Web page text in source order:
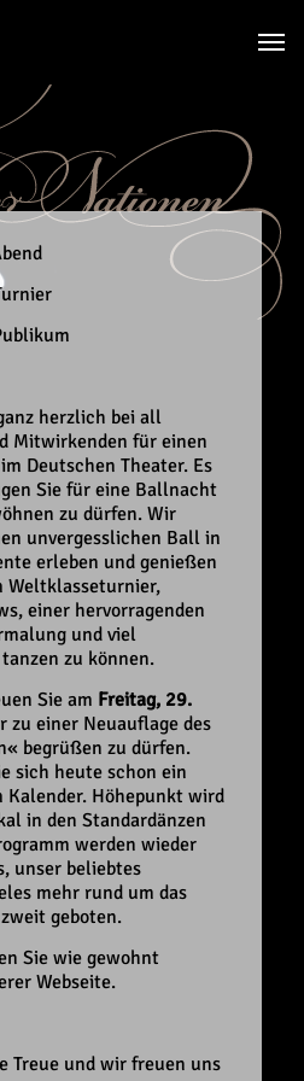
herzlich bei all
Mitwirkenden für einen
Deutschen Theater. Es
Sie für eine Ballnacht
zu dürfen. Wir
unvergesslichen Ball in
erleben und genießen
Weltklasseturnier,
einer hervorragenden
und viel
zu können.
Sie am Freitag, 29.
zu einer Neuauflage des
​​​​begrüßen zu dürfen.
sich heute schon ein
Höhepunkt wird
in den Standardänzen
werden wieder
unser beliebtes
mehr rund um das
geboten.
Sie wie gewohnt
Webseite.
Treue und wir freuen uns